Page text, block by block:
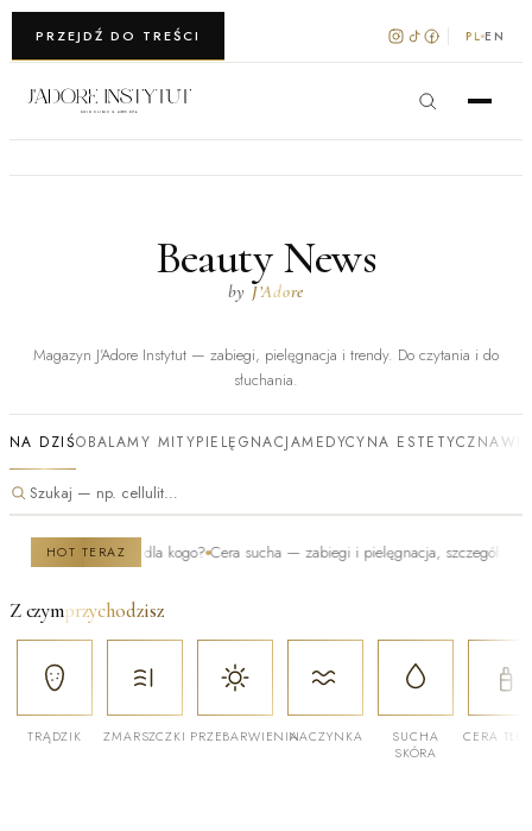
PRZEJDŹ DO TREŚCI
WARSZAWA · KRAKÓW PL EN
Beauty News
by J’Adore
Magazyn J’Adore Instytut — zabiegi, pielęgnacja i trendy. Do czytania i do
słuchania.
NA DZIŚOBALAMY MITYPIELĘGNACJAMEDYCYNA ESTETYCZNA
HOT TERAZ
działa i dla kogo? Cera sucha — zabiegi i pielęgnacja, szczególnie zimą Po
Z czymprzychodzisz
TRĄDZIK ZMARSZCZKI PRZEBARWIENIANACZYNKA
SUCHA
SKÓRA
CERA